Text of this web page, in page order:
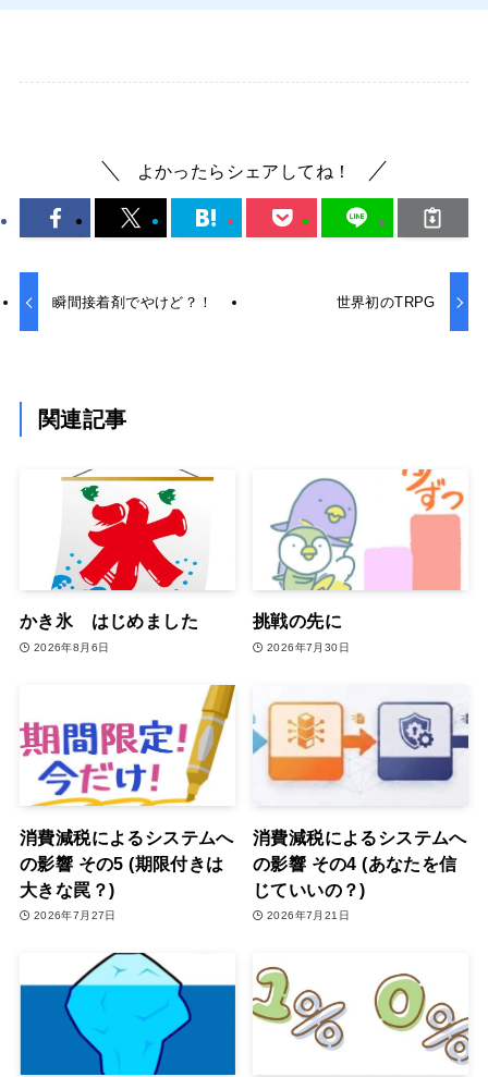
よかったらシェアしてね！
瞬間接着剤でやけど？！ 世界初のTRPG
関連記事
かき氷 はじめました
2026年8月6日
挑戦の先に
2026年7月30日
消費減税によるシステムへ
の影響 その5 (期限付きは
大きな罠？)
2026年7月27日
消費減税によるシステムへ
の影響 その4 (あなたを信
じていいの？)
2026年7月21日